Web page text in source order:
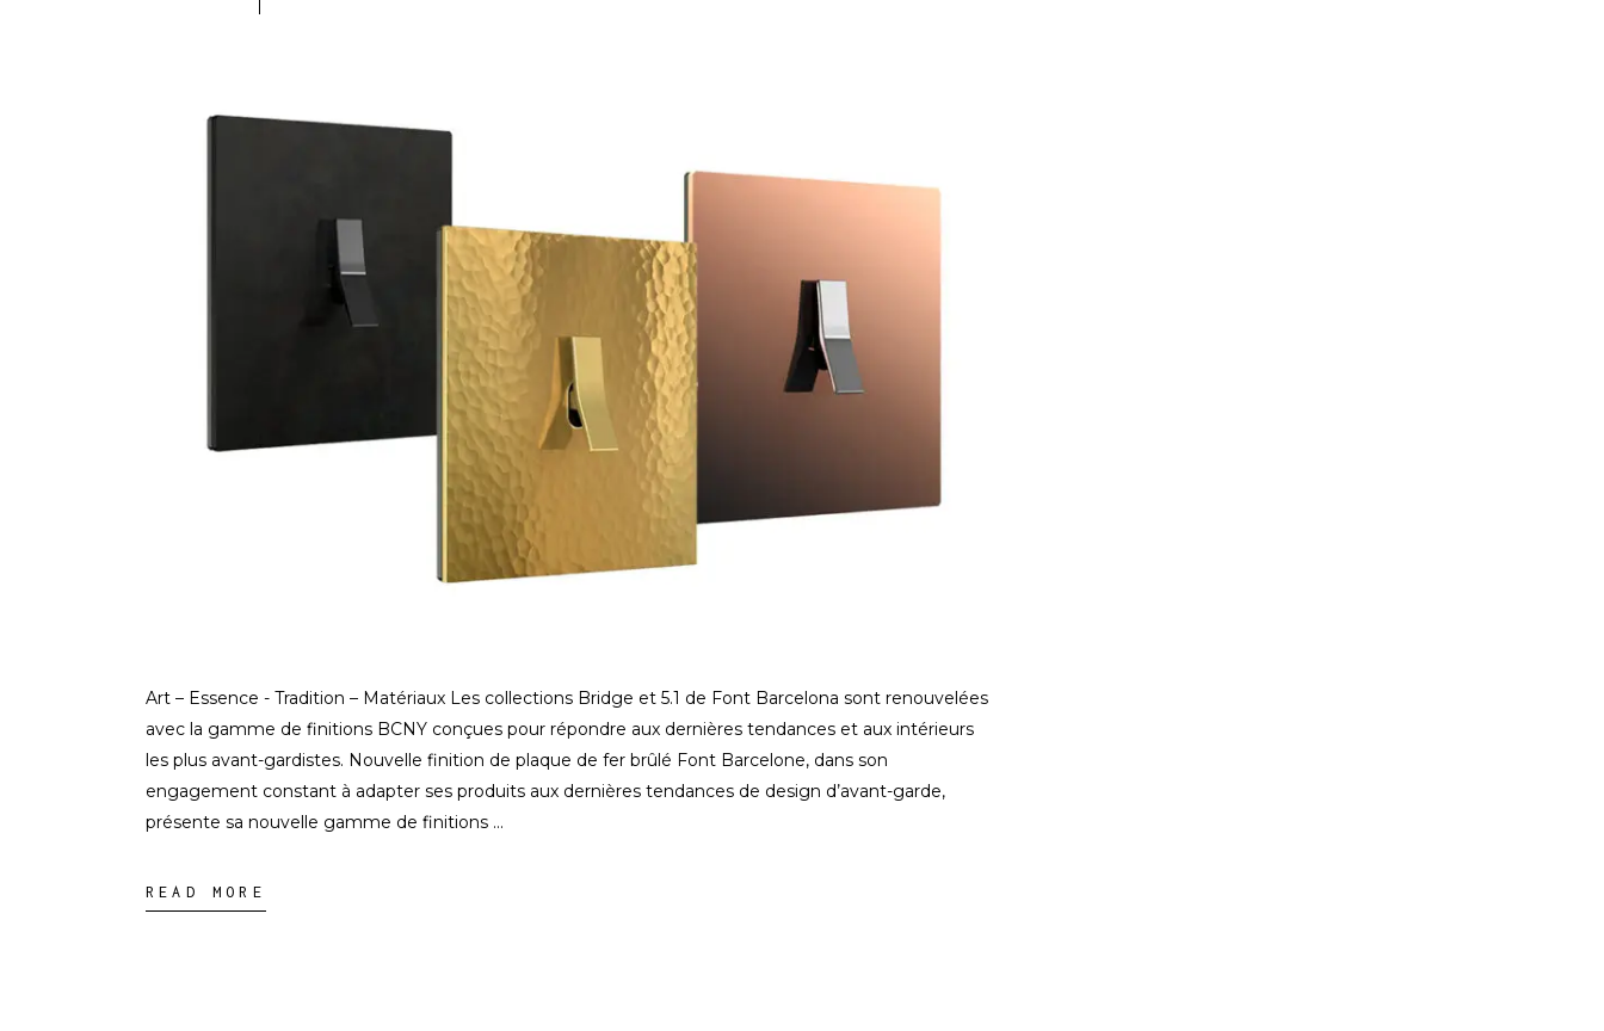
Art – Essence - Tradition – Matériaux Les collections Bridge et 5.1 de Font Barcelona sont renouvelées
avec la gamme de finitions BCNY conçues pour répondre aux dernières tendances et aux intérieurs
les plus avant-gardistes. Nouvelle finition de plaque de fer brûlé Font Barcelone, dans son
engagement constant à adapter ses produits aux dernières tendances de design d’avant-garde,
présente sa nouvelle gamme de finitions
READ MORE